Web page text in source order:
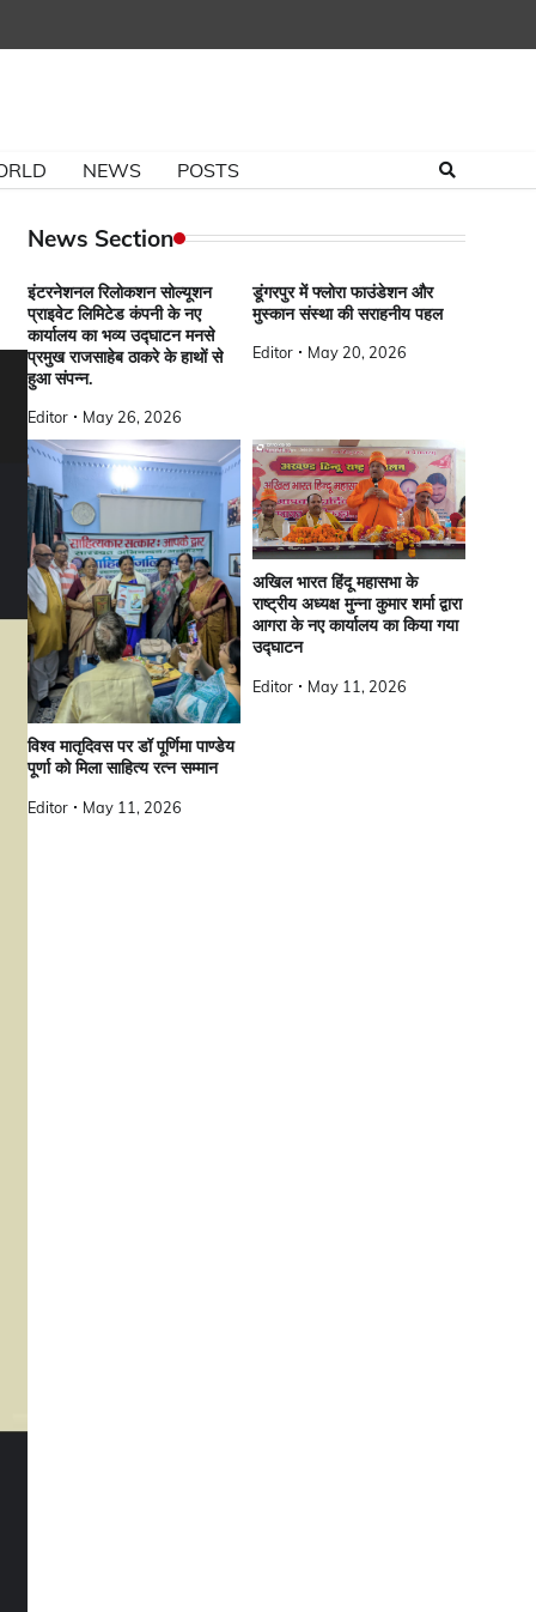
NEWS POSTS
News Section
इंटरनेशनल रिलोकशन सोल्यूशन
प्राइवेट लिमिटेड कंपनी के नए
कार्यालय का भव्य उद्घाटन मनसे
प्रमुख राजसाहेब ठाकरे के हाथों से
हुआ संपन्न.
Editor May 26, 2026
डूंगरपुर में फ्लोरा फाउंडेशन और
मुस्कान संस्था की सराहनीय पहल
Editor May 20, 2026
विश्व मातृदिवस पर डॉ पूर्णिमा पाण्डेय
पूर्णा को मिला साहित्य रत्न सम्मान
Editor May 11, 2026
अखिल भारत हिंदू महासभा के
राष्ट्रीय अध्यक्ष मुन्ना कुमार शर्मा द्वारा
आगरा के नए कार्यालय का किया गया
उद्घाटन
Editor May 11, 2026